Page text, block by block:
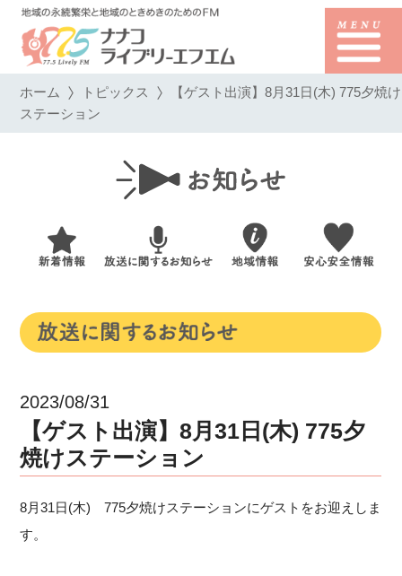
ホーム トピックス 【ゲスト出演】8月31日(木) 775夕焼け
ステーション
2023/08/31
【ゲスト出演】8月31日(木) 775夕
焼けステーション
8月31日(木) 775夕焼けステーションにゲストをお迎えしま
す。